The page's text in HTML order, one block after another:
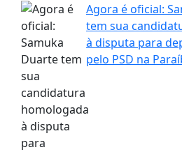
Agora é oficial:
tem sua
à disputa para
pelo PSD na